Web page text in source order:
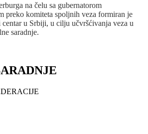
na čelu sa gubernatorom
preko komiteta spoljnih veza formiran je
u Srbiji, u cilju učvršćivanja veza u
saradnje.